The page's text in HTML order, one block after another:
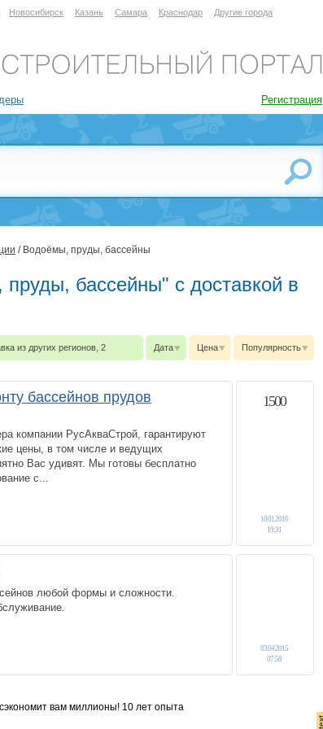
Новосибирск Казань Самара Краснодар Другие города
Регистрация
/ Водоёмы, пруды, бассейны
бассейны" с доставкой в
из других регионов, 2 Дата Цена Популярность
бассейнов прудов
компании РусАкваСтрой, гарантируют
цены, в том числе и ведущих
Вас удивят. Мы готовы бесплатно
с...
1500
10.01.2016
19:31
любой формы и сложности.
03.04.2015
07:58
вам миллионы! 10 лет опыта